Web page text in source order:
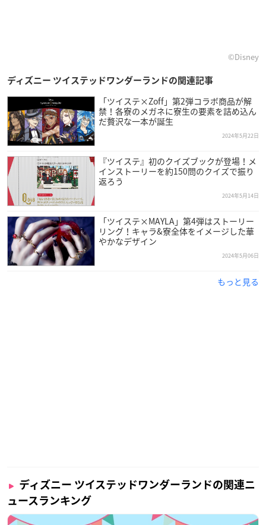
©︎Disney
ディズニー ツイステッドワンダーランドの関連記事
「ツイステ×Zoff」第2弾コラボ商品が解
禁！各寮のメガネに寮生の要素を詰め込ん
だ贅沢な一本が誕生
2024年5月22日
『ツイステ』初のクイズブックが登場！メ
インストーリーを約150問のクイズで振り
返ろう
2024年5月14日
「ツイステ×MAYLA」第4弾はストーリー
リング！キャラ&寮全体をイメージした華
やかなデザイン
2024年5月06日
もっと見る
ディズニー ツイステッドワンダーランドの関連ニ
ュースランキング